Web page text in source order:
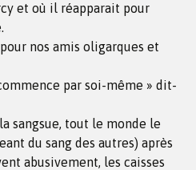
et où il réapparait pour
pour nos amis oligarques et
par soi-même » dit-
sangsue, tout le monde le
du sang des autres) après
abusivement, les caisses